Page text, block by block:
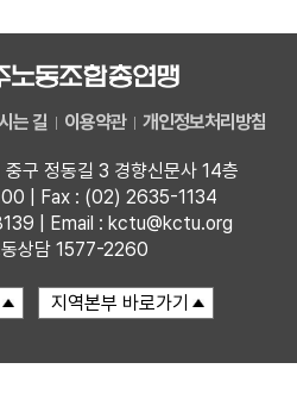
는 길 이용약관 개인정보처리방침
구 정동길 3 경향신문사 14층
| Fax : (02) 2635-1134
| Email : kctu@kctu.org
동상담 1577-2260